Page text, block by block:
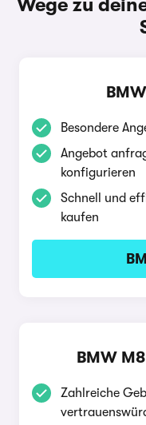
Wege zu
Besondere
Angebot
konfigurieren
Schnell und
kaufen
BMW
Zahlreiche